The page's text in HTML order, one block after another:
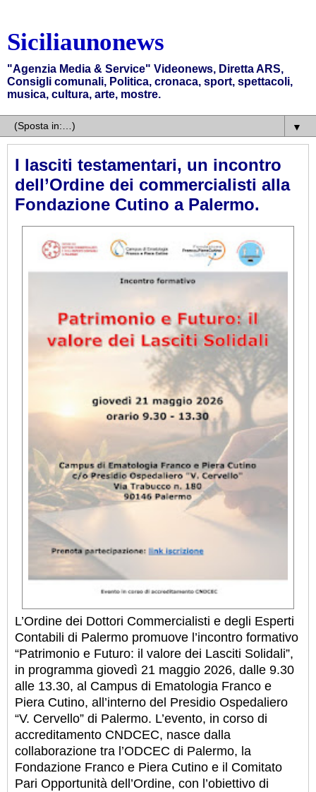
Siciliaunonews
"Agenzia Media & Service" Videonews, Diretta ARS,
Consigli comunali, Politica, cronaca, sport, spettacoli,
musica, cultura, arte, mostre.
▼
I lasciti testamentari, un incontro
dell’Ordine dei commercialisti alla
Fondazione Cutino a Palermo.
L’Ordine dei Dottori Commercialisti e degli Esperti
Contabili di Palermo promuove l’incontro formativo
“Patrimonio e Futuro: il valore dei Lasciti Solidali”,
in programma giovedì 21 maggio 2026, dalle 9.30
alle 13.30, al Campus di Ematologia Franco e
Piera Cutino, all’interno del Presidio Ospedaliero
“V. Cervello” di Palermo. L’evento, in corso di
accreditamento CNDCEC, nasce dalla
collaborazione tra l’ODCEC di Palermo, la
Fondazione Franco e Piera Cutino e il Comitato
Pari Opportunità dell’Ordine, con l’obiettivo di